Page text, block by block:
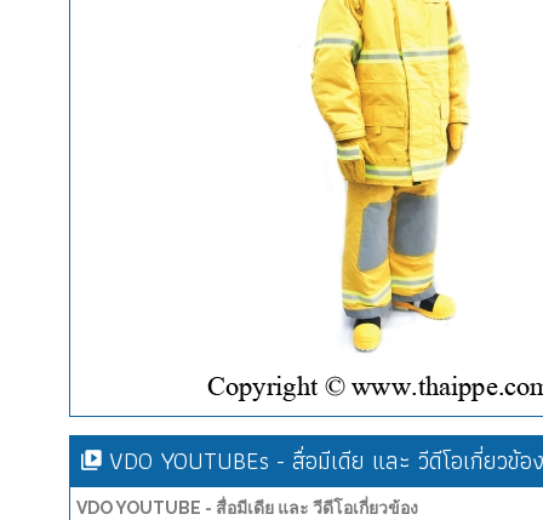
VDO YOUTUBEs - สื่อมีเดีย และ วีดีโอเกี่ยวข้อง
VDO YOUTUBE - สื่อมีเดีย และ วีดีโอเกี่ยวข้อง